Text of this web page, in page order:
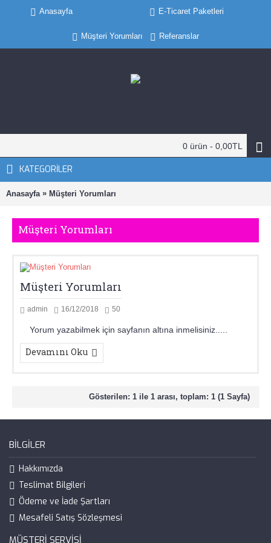
Anasayfa E-Ticaret Paketleri
Müşteri Yorumları Referanslar
0 ürün - 0,00TL
KATEGORILER
Anasayfa » Müşteri Yorumları
Müşteri Yorumları
Müşteri Yorumları
admin 16/12/2018 50
Yorum yazabilmek için sayfanın altına inmelisiniz.....
Devamını Oku
Gösterilen: 1 ile 1 arası, toplam: 1 (1 Sayfa)
BILGILER
Hakkımızda
Teslimat Bilgileri
Ödeme ve İade Şartları
Mesafeli Satış Sözleşmesi
MÜŞTERI SERVISI